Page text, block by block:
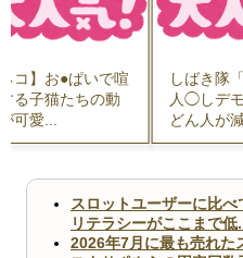
コ】お●ぱいで喧
る子猫たちの動
可愛...
しばき隊
人◯しデ
どん人が減
スロットユーザーに比
リテラシーがここまで低
2026年7月に最も売れた